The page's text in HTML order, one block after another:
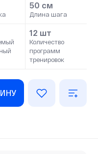
50 см
Длина шага
12 шт
Количество
программ
тренировок